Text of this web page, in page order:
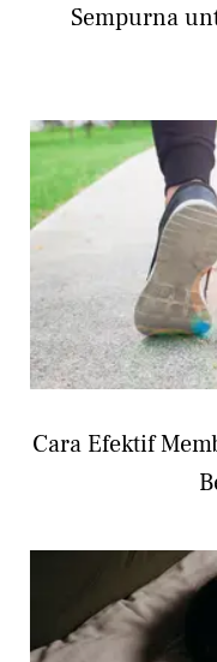
Sempurna
Cara Efektif